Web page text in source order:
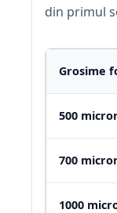
din primul
Grosime
500
700
1000